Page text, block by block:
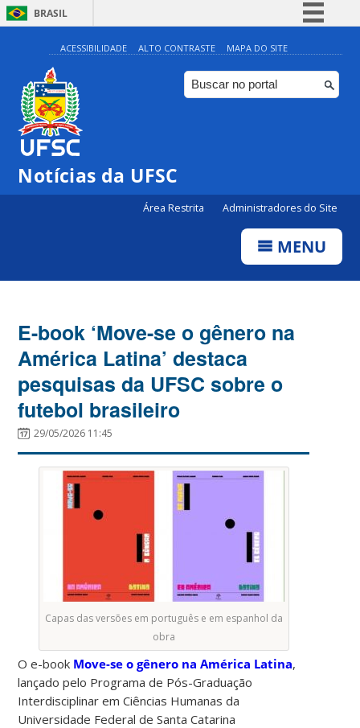
BRASIL
Simplifique!
Comunica BR
Participe
ACESSIBILIDADE ALTO CONTRASTE MAPA DO SITE
Notícias da UFSC
Área Restrita Administradores do Site
MENU
E-book ‘Move-se o gênero na
América Latina’ destaca
pesquisas da UFSC sobre o
futebol brasileiro
29/05/2026 11:45
Capas das versões em português e em espanhol da
obra
O e-book Move-se o gênero na América Latina,
lançado pelo Programa de Pós-Graduação
Interdisciplinar em Ciências Humanas da
Universidade Federal de Santa Catarina